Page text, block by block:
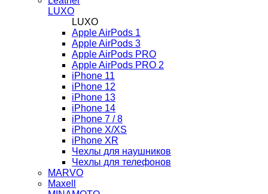
LUXO
LUXO
Apple AirPods 1
Apple AirPods 3
Apple AirPods PRO
Apple AirPods PRO 2
iPhone 11
iPhone 12
iPhone 13
iPhone 14
iPhone 7 / 8
iPhone X/XS
iPhone XR
Чехлы для наушников
Чехлы для телефонов
MARVO
Maxell